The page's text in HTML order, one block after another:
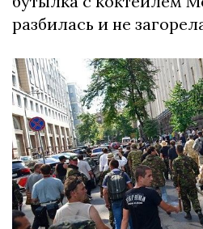
разбилась и не